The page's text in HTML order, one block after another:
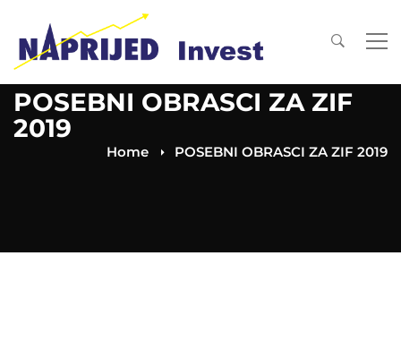
POSEBNI OBRASCI ZA ZIF
2019
Home POSEBNI OBRASCI ZA ZIF 2019